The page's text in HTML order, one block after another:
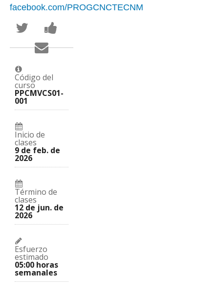
facebook.com/PROGCNCTECNM
Publica
Twitter
que
te
inscrito
en
este
curso
en
te
haz
en
Envía
un
correo
tus
amigos
indicando
que
te
has
curso
Código del
curso
PPCMVCS01-
001
Inicio de
clases
9 de feb. de
2026
Término de
clases
12 de jun. de
2026
Esfuerzo
estimado
05:00 horas
semanales